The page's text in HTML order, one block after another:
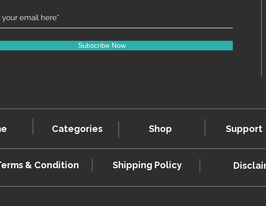
Subscribe Now
Categories Shop Support
& Condition Shipping Policy